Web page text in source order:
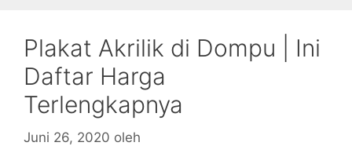
Plakat Akrilik di Dompu | Ini
Daftar Harga
Terlengkapnya
Juni 26, 2020 oleh